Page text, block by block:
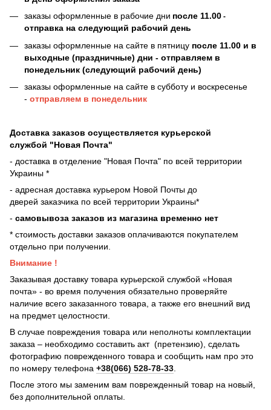
заказы оформленные в рабочие дни после 11.00 -
отправка на следующий рабочий день
заказы оформленные на сайте в пятницу после 11.00 и в
выходные (праздничные) дни - отправляем в
понедельник (следующий рабочий день)
заказы оформленные на сайте в субботу и воскресенье
- отправляем в понедельник
Доставка заказов осуществляется курьерской
службой "Новая Почта"
- доставка в отделение "Новая Почта" по всей территории
Украины *
- адресная доставка курьером Новой Почты до
дверей заказчика по всей территории Украины*
- самовывоза заказов из магазина временно нет
* стоимость доставки заказов оплачиваются покупателем
отдельно при получении.
Внимание !
Заказывая доставку товара курьерской службой «Новая
почта» - во время получения обязательно проверяйте
наличие всего заказанного товара, а также его внешний вид
на предмет целостности.
В случае повреждения товара или неполноты комплектации
заказа – необходимо составить акт (претензию), сделать
фотографию поврежденного товара и сообщить нам про это
по номеру телефона +38(066) 528-78-33
После этого мы заменим вам поврежденный товар на новый,
без дополнительной оплаты.